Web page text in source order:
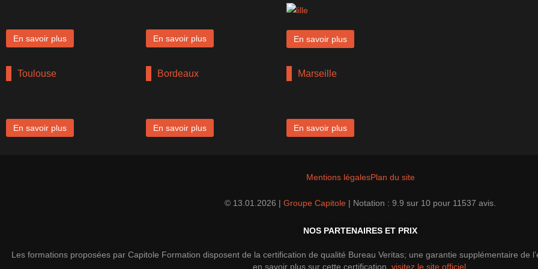
En savoir plus En savoir plus En savoir plus
Toulouse
En savoir plus
Bordeaux
En savoir plus
Marseille
En savoir plus
Mentions légalesPlan du site
© 13.01.2026 | Groupe Capitole | Notation : 9.9 sur 10 pour 11537 avis.
NOS PARTENAIRES ET PRIX
Les formations proposées par Capitole Formation disposent de la certification de qualité Bureau Veritas; une garantie supplémentaire de
en savoir plus sur cette certification, visitez le site officiel.